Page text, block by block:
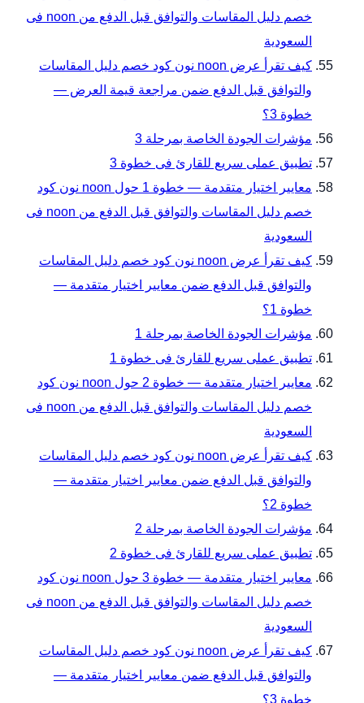
خصم دليل المقاسات والتوافق قبل الدفع من noon فى
السعودية
كيف تقرأ عرض noon نون كود خصم دليل المقاسات
والتوافق قبل الدفع ضمن مراجعة قيمة العرض —
خطوة 3؟
مؤشرات الجودة الخاصة بمرحلة 3
تطبيق عملى سريع للقارئ فى خطوة 3
معايير اختيار متقدمة — خطوة 1 حول noon نون كود
خصم دليل المقاسات والتوافق قبل الدفع من noon فى
السعودية
كيف تقرأ عرض noon نون كود خصم دليل المقاسات
والتوافق قبل الدفع ضمن معايير اختيار متقدمة —
خطوة 1؟
مؤشرات الجودة الخاصة بمرحلة 1
تطبيق عملى سريع للقارئ فى خطوة 1
معايير اختيار متقدمة — خطوة 2 حول noon نون كود
خصم دليل المقاسات والتوافق قبل الدفع من noon فى
السعودية
كيف تقرأ عرض noon نون كود خصم دليل المقاسات
والتوافق قبل الدفع ضمن معايير اختيار متقدمة —
خطوة 2؟
مؤشرات الجودة الخاصة بمرحلة 2
تطبيق عملى سريع للقارئ فى خطوة 2
معايير اختيار متقدمة — خطوة 3 حول noon نون كود
خصم دليل المقاسات والتوافق قبل الدفع من noon فى
السعودية
كيف تقرأ عرض noon نون كود خصم دليل المقاسات
والتوافق قبل الدفع ضمن معايير اختيار متقدمة —
خطوة 3؟